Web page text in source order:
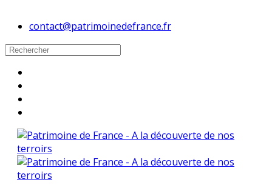
contact@patrimoinedefrance.fr